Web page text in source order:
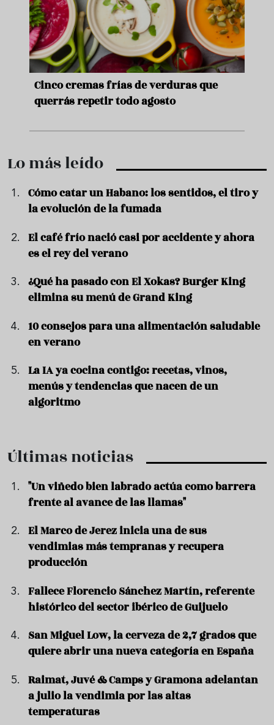
Ni sangría ni tinto de verano: aprende a
preparar granizado de vino especiado
Lo más leído
Cómo catar un Habano: los sentidos, el tiro y
la evolución de la fumada
El café frío nació casi por accidente y ahora
es el rey del verano
¿Qué ha pasado con El Xokas? Burger King
elimina su menú de Grand King
10 consejos para una alimentación saludable
en verano
La IA ya cocina contigo: recetas, vinos,
menús y tendencias que nacen de un
algoritmo
Últimas noticias
"Un viñedo bien labrado actúa como barrera
frente al avance de las llamas"
El Marco de Jerez inicia una de sus
vendimias más tempranas y recupera
producción
Fallece Florencio Sánchez Martín, referente
histórico del sector ibérico de Guijuelo
San Miguel Low, la cerveza de 2,7 grados que
quiere abrir una nueva categoría en España
Raimat, Juvé & Camps y Gramona adelantan
a julio la vendimia por las altas
temperaturas